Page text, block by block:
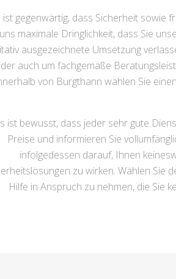
ist gegenwärtig, dass Sicherheit sowie
maximale Dringlichkeit, dass Sie
ausgezeichnete Umsetzung
auch um fachgemäße
von Burgthann wählen Sie
ist bewusst, dass jeder sehr gute
Preise und informieren Sie
infolgedessen darauf, Ihnen
zu wirken. Wählen Sie
Hilfe in Anspruch zu nehmen, die Sie